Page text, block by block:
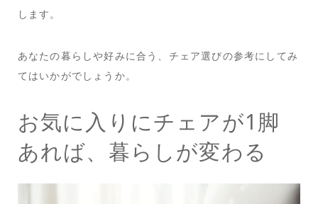
します。
あなたの暮らしや好みに合う、チェア選びの参考にしてみ
てはいかがでしょうか。
お気に入りにチェアが1脚
あれば、暮らしが変わる